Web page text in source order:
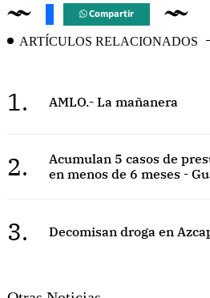
Compartir
ARTÍCULOS RELACIONADOS
1. AMLO.- La mañanera
2.
Acumulan 5 casos de
en menos de 6 meses -
3. Decomisan droga en